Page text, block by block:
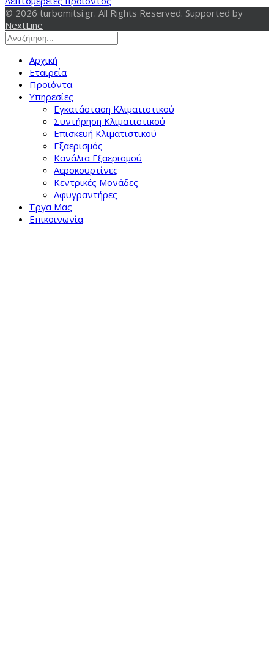
© 2026 turbomitsi.gr. All Rights Reserved. Supported by
NextLine
Αρχική
Εταιρεία
Προϊόντα
Υπηρεσίες
Εγκατάσταση Κλιματιστικού
Συντήρηση Κλιματιστικού
Επισκευή Κλιματιστικού
Εξαερισμός
Κανάλια Εξαερισμού
Αεροκουρτίνες
Κεντρικές Μονάδες
Αφυγραντήρες
Έργα Μας
Επικοινωνία